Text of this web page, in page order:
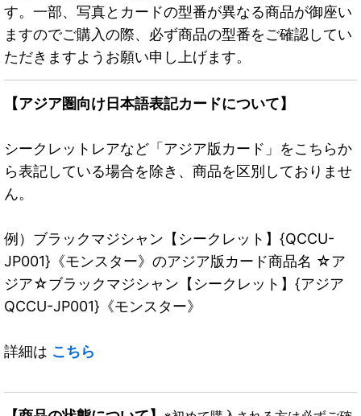
す。一部、写真とカードの型番が異なる商品が御座い
ますのでご購入の際、必ず商品の型番をご確認してい
ただきますようお願い申し上げます。
【アジア圏向け日本語表記カードについて】
シークレットレアなど「アジア版カード」をこちらか
ら表記している場合を除き、商品を区別しておりませ
ん。
例）ブラックマジシャン【シークレット】{QCCU-
JP001}《モンスター》のアジア版カード商品名 ☆ア
ジア☆ブラックマジシャン【シークレット】{アジア
QCCU-JP001}《モンスター》
詳細は こちら